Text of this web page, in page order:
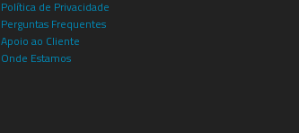
Política de Privacidade
Perguntas Frequentes
Apoio ao Cliente
Onde Estamos